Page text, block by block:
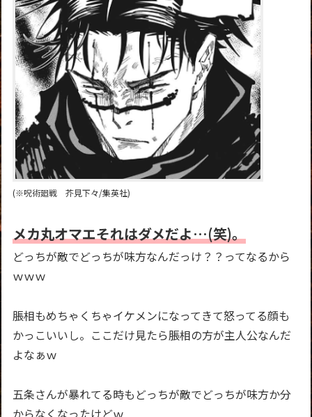
(※呪術廻戦 芥見下々/集英社)
メカ丸オマエそれはダメだよ…(笑)。
どっちが敵でどっちが味方なんだっけ？？ってなるから
ｗｗｗ
脹相もめちゃくちゃイケメンになってきて怒ってる顔も
かっこいいし。ここだけ見たら脹相の方が主人公なんだ
よなぁｗ
五条さんが暴れてる時もどっちが敵でどっちが味方か分
からなくなったけどｗ